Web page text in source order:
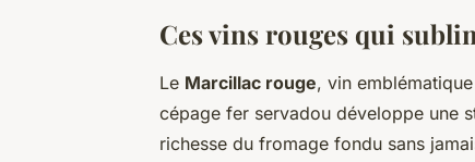
Ces vins rouges qui
Le Marcillac rouge, vin
cépage fer servadou développe une
richesse du fromage fondu sans